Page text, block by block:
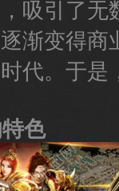
吸引了无
渐变得商
代。于是
色